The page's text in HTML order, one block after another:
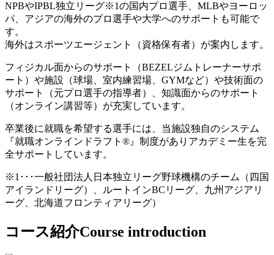
NPBやIPBL独立リーグ※1の国内プロ選手、MLBやヨーロッ
パ、アジアの海外のプロ選手や大学へのサポートも可能で
す。
海外はスポーツエージェント（資格保有者）が案内します。
フィジカル面からのサポート（BEZELジムトレーナーサポ
ート）や施設（球場、室内練習場、GYMなど）や技術面の
サポート（元プロ選手の指導者）、知識面からのサポート
（オンライン講習等）が充実しています。
卒業後に就職を希望する選手には、当施設独自のシステム
『就職オンラインドラフト®』制度がありアカデミー生を完
全サポートしています。
※1･･･一般社団法人日本独立リーグ野球機構のチーム（四国
アイランドリーグ）、ルートインBCリーグ、九州アジアリ
ーグ、北海道フロンティアリーグ）
コース紹介Course introduction